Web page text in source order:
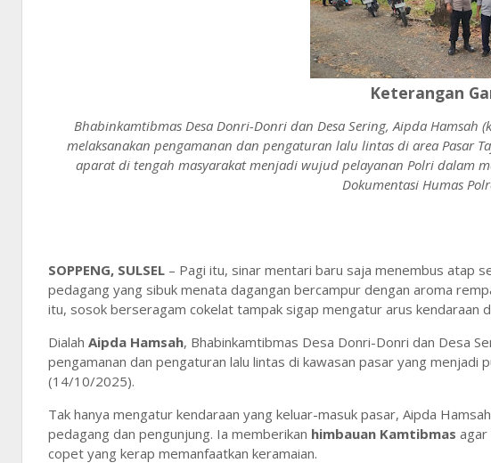
Keterangan
Bhabinkamtibmas Desa Donri-Donri dan Desa Sering, Aipda Hamsah
melaksanakan pengamanan dan pengaturan lalu lintas di area Pasar
aparat di tengah masyarakat menjadi wujud pelayanan Polri dalam
Dokumentasi Humas
SOPPENG, SULSEL – Pagi itu, sinar mentari baru saja menembus atap
pedagang yang sibuk menata dagangan bercampur dengan aroma
itu, sosok berseragam cokelat tampak sigap mengatur arus kendaraan
Dialah Aipda Hamsah, Bhabinkamtibmas Desa Donri-Donri dan Desa
pengamanan dan pengaturan lalu lintas di kawasan pasar yang
(14/10/2025).
Tak hanya mengatur kendaraan yang keluar-masuk pasar, Aipda
pedagang dan pengunjung. Ia memberikan himbauan Kamtibmas agar
copet yang kerap memanfaatkan keramaian.